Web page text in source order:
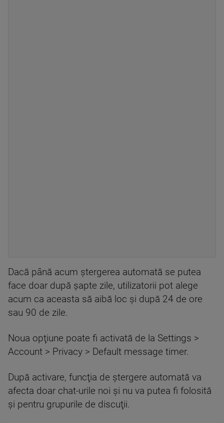
Dacă până acum ştergerea automată se putea
face doar după şapte zile, utilizatorii pot alege
acum ca aceasta să aibă loc şi după 24 de ore
sau 90 de zile.
Noua opţiune poate fi activată de la Settings >
Account > Privacy > Default message timer.
După activare, funcţia de ştergere automată va
afecta doar chat-urile noi şi nu va putea fi folosită
şi pentru grupurile de discuţii.